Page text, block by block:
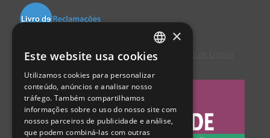
Centro de Arbitragem de Conflitos de Consumo de Lisboa
PORTUGUESE
ENGLISH
SPANISH
×
Este website usa cookies
Utilizamos cookies para personalizar
conteúdo, anúncios e analisar nosso
tráfego. Também compartilhamos
informações sobre o uso do nosso site com
nossos parceiros de publicidade e análise,
que podem combiná-las com outras